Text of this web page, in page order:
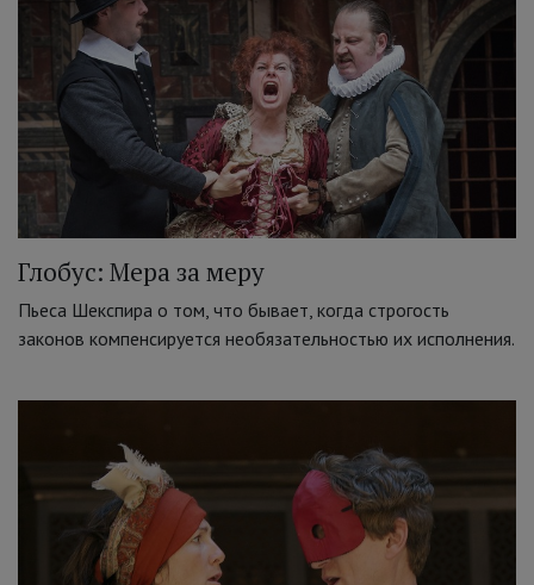
Глобус: Мера за меру
Пьеса Шекспира о том, что бывает, когда строгость
законов компенсируется необязательностью их исполнения.